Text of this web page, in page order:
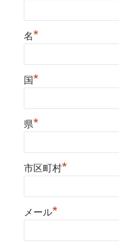
名*
国*
県*
市区町村*
メール*